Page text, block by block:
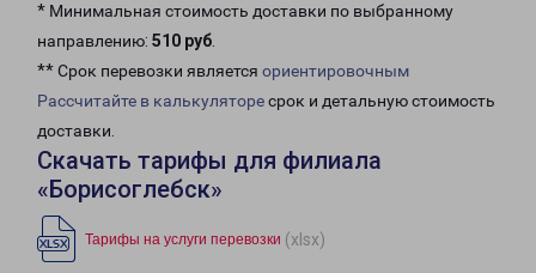
* Минимальная стоимость доставки по выбранному
направлению: 510 руб.
** Срок перевозки является ориентировочным
Рассчитайте в калькуляторесрок и детальную стоимость
доставки.
Скачать тарифы для филиала
«Борисоглебск»
Тарифы на услуги перевозки (xlsx)